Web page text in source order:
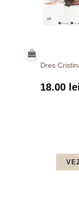
Dres
18.00